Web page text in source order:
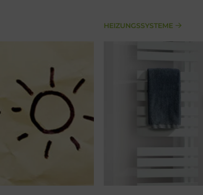
HEIZUNGSSYSTEME